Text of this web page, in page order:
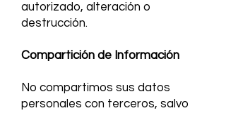
autorizado, alteración o
destrucción.
Compartición de Información
No compartimos sus datos
personales con terceros, salvo